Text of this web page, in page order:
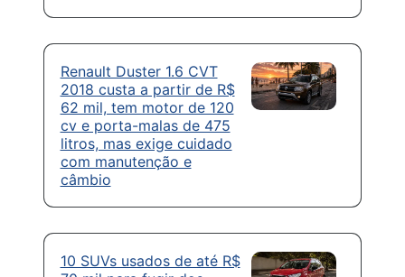
Renault Duster 1.6 CVT
2018 custa a partir de R$
62 mil, tem motor de 120
cv e porta-malas de 475
litros, mas exige cuidado
com manutenção e
câmbio
10 SUVs usados de até R$